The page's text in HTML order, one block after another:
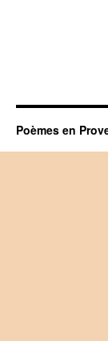
Poèmes en